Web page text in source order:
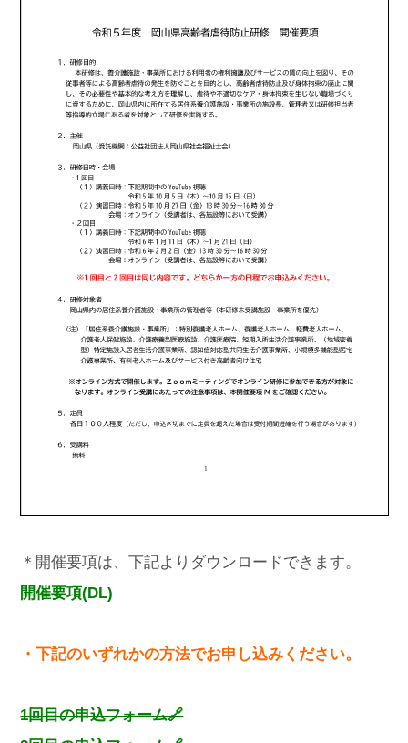
＊開催要項は、下記よりダウンロードできます。
開催要項(DL)
・下記のいずれかの方法でお申し込みください。
1回目の申込フォーム🔗